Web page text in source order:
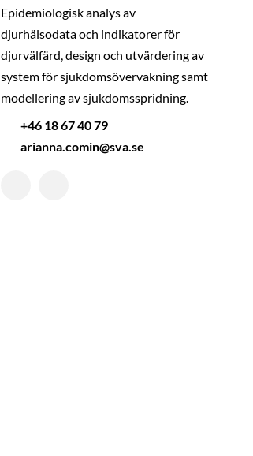
Epidemiologisk analys av
djurhälsodata och indikatorer för
djurvälfärd, design och utvärdering av
system för sjukdomsövervakning samt
modellering av sjukdomsspridning.
+46 18 67 40 79
arianna.comin@sva.se